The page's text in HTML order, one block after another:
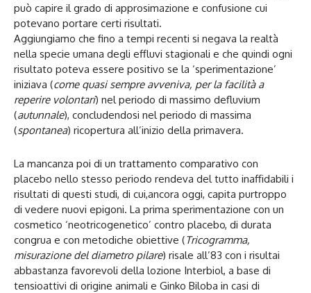
può capire il grado di approsimazione e confusione cui
potevano portare certi risultati.
Aggiungiamo che fino a tempi recenti si negava la realtà
nella specie umana degli effluvi stagionali e che quindi ogni
risultato poteva essere positivo se la ‘sperimentazione’
iniziava (come quasi sempre avveniva, per la facilità a
reperire volontari) nel periodo di massimo defluvium
(autunnale), concludendosi nel periodo di massima
(spontanea) ricopertura all’inizio della primavera.
La mancanza poi di un trattamento comparativo con
placebo nello stesso periodo rendeva del tutto inaffidabili i
risultati di questi studi, di cui,ancora oggi, capita purtroppo
di vedere nuovi epigoni. La prima sperimentazione con un
cosmetico ‘neotricogenetico’ contro placebo, di durata
congrua e con metodiche obiettive (Tricogramma,
misurazione del diametro pilare) risale all’83 con i risultai
abbastanza favorevoli della lozione Interbiol, a base di
tensioattivi di origine animali e Ginko Biloba in casi di